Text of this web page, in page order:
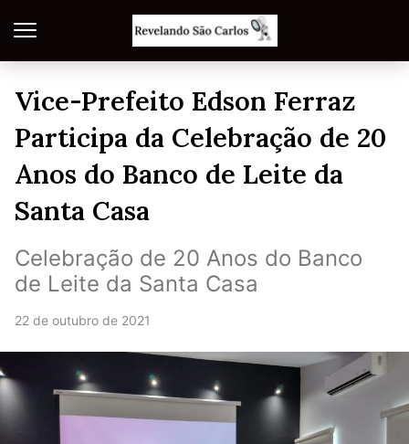
Vice-Prefeito Edson Ferraz
Participa da Celebração de 20
Anos do Banco de Leite da
Santa Casa
Celebração de 20 Anos do Banco
de Leite da Santa Casa
22 de outubro de 2021